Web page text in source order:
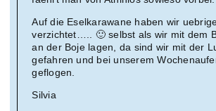
Auf die Eselkarawane haben wir
verzichtet….. 🙂 selbst als wir mit dem
an der Boje lagen, da sind wir mit der
gefahren und bei unserem
geflogen.
Silvia